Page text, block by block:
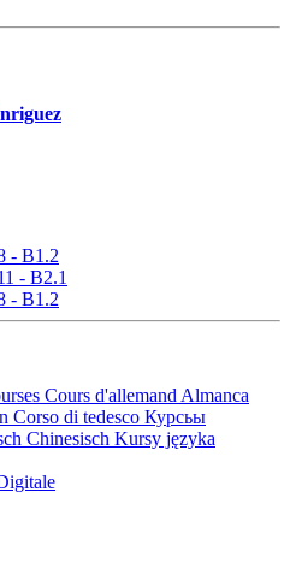
- B1.2
- B2.1
- B1.2
Cours d'allemand Almanca
Corso di tedesco Курсьы
Chinesisch Kursy języka